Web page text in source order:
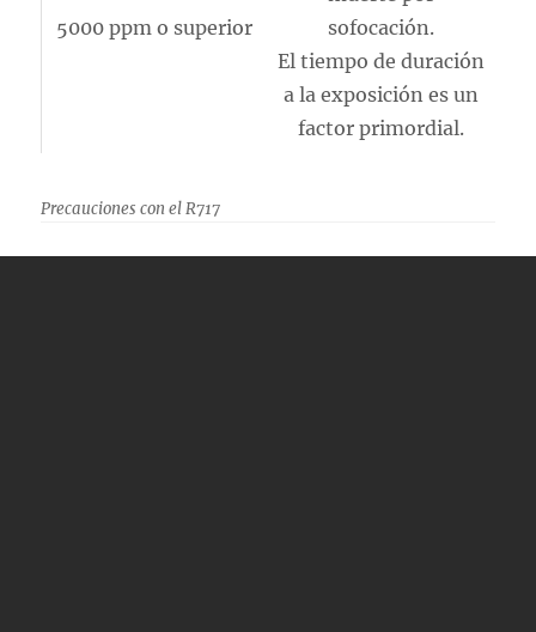
5000 ppm o superior
sofocación.
El tiempo de duración
a la exposición es un
factor primordial.
Precauciones con el R717